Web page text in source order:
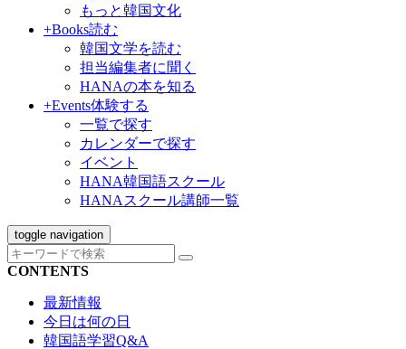
もっと韓国文化
+Books読む
韓国文学を読む
担当編集者に聞く
HANAの本を知る
+Events体験する
一覧で探す
カレンダーで探す
イベント
HANA韓国語スクール
HANAスクール講師一覧
toggle navigation
CONTENTS
最新情報
今日は何の日
韓国語学習Q&A